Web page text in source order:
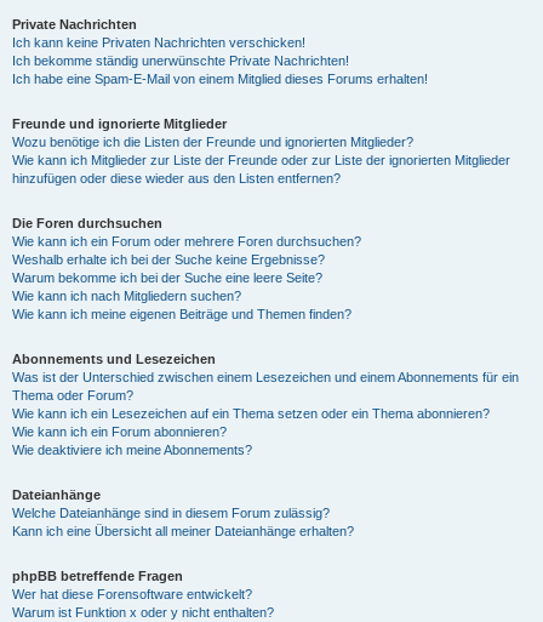
Private Nachrichten
Ich kann keine Privaten Nachrichten verschicken!
Ich bekomme ständig unerwünschte Private Nachrichten!
Ich habe eine Spam-E-Mail von einem Mitglied dieses Forums erhalten!
Freunde und ignorierte Mitglieder
Wozu benötige ich die Listen der Freunde und ignorierten Mitglieder?
Wie kann ich Mitglieder zur Liste der Freunde oder zur Liste der ignorierten Mitglieder
hinzufügen oder diese wieder aus den Listen entfernen?
Die Foren durchsuchen
Wie kann ich ein Forum oder mehrere Foren durchsuchen?
Weshalb erhalte ich bei der Suche keine Ergebnisse?
Warum bekomme ich bei der Suche eine leere Seite?
Wie kann ich nach Mitgliedern suchen?
Wie kann ich meine eigenen Beiträge und Themen finden?
Abonnements und Lesezeichen
Was ist der Unterschied zwischen einem Lesezeichen und einem Abonnements für ein
Thema oder Forum?
Wie kann ich ein Lesezeichen auf ein Thema setzen oder ein Thema abonnieren?
Wie kann ich ein Forum abonnieren?
Wie deaktiviere ich meine Abonnements?
Dateianhänge
Welche Dateianhänge sind in diesem Forum zulässig?
Kann ich eine Übersicht all meiner Dateianhänge erhalten?
phpBB betreffende Fragen
Wer hat diese Forensoftware entwickelt?
Warum ist Funktion x oder y nicht enthalten?